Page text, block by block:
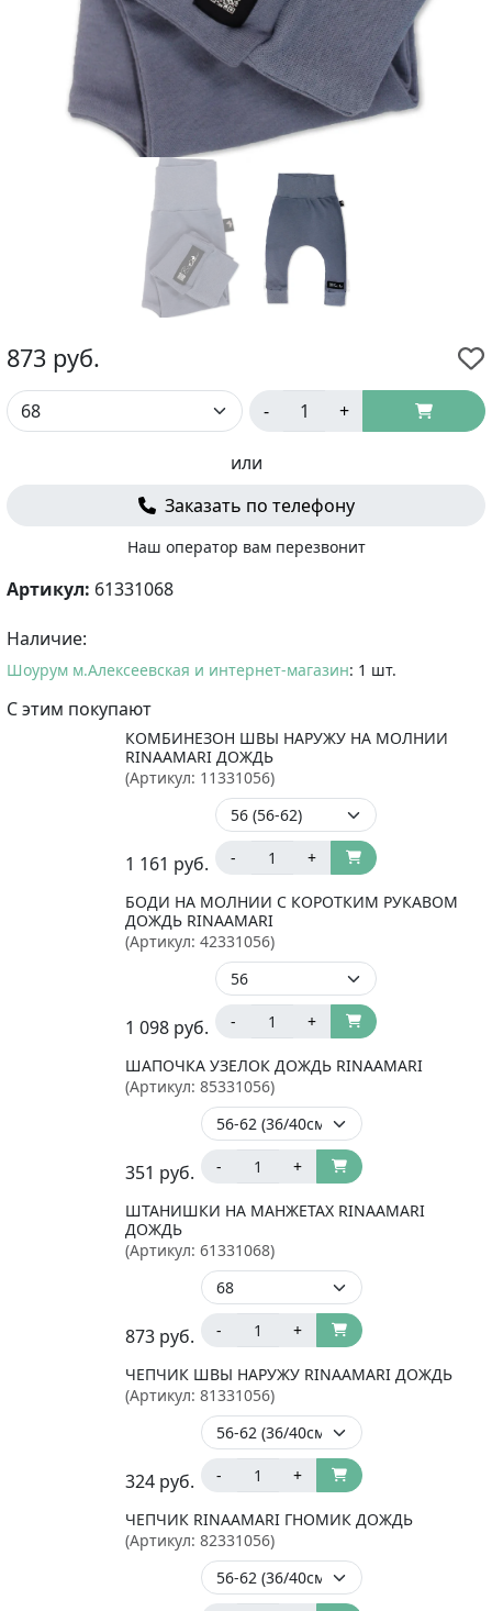
873 руб.
- +
или
Заказать по телефону
Наш оператор вам перезвонит
Артикул: 61331068
Наличие:
Шоурум м.Алексеевская и интернет-магазин: 1 шт.
С этим покупают
КОМБИНЕЗОН ШВЫ НАРУЖУ НА МОЛНИИ
RINAAMARI ДОЖДЬ
(Артикул: 11331056)
1 161 руб. - +
БОДИ НА МОЛНИИ С КОРОТКИМ РУКАВОМ
ДОЖДЬ RINAAMARI
(Артикул: 42331056)
1 098 руб. - +
ШАПОЧКА УЗЕЛОК ДОЖДЬ RINAAMARI
(Артикул: 85331056)
351 руб. - +
ШТАНИШКИ НА МАНЖЕТАХ RINAAMARI
ДОЖДЬ
(Артикул: 61331068)
873 руб. - +
ЧЕПЧИК ШВЫ НАРУЖУ RINAAMARI ДОЖДЬ
(Артикул: 81331056)
324 руб. - +
ЧЕПЧИК RINAAMARI ГНОМИК ДОЖДЬ
(Артикул: 82331056)